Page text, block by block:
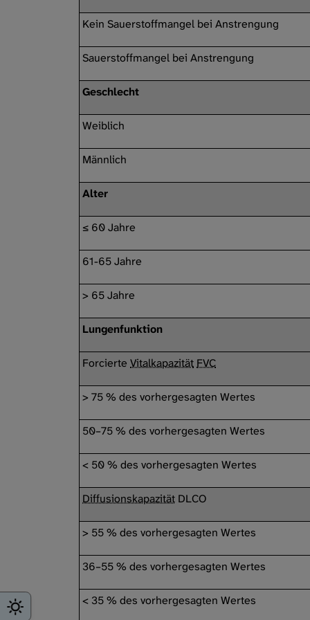
Kein Sauerstoffmangel bei Anstrengung
Sauerstoffmangel bei Anstrengung
Geschlecht
Weiblich
Männlich
Alter
≤ 60 Jahre
61-65 Jahre
> 65 Jahre
Lungenfunktion
Forcierte Vitalkapazität FVC
> 75 % des vorhergesagten Wertes
50–75 % des vorhergesagten Wertes
< 50 % des vorhergesagten Wertes
Diffusionskapazität DLCO
> 55 % des vorhergesagten Wertes
36–55 % des vorhergesagten Wertes
< 35 % des vorhergesagten Wertes